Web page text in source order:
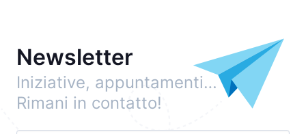
Newsletter
Iniziative, appuntamenti…
Rimani in contatto!